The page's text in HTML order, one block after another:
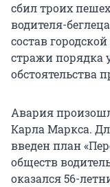
сбил троих
водителя-
состав
стражи порядка
обстоятельства
Авария
Карла Маркса.
введен план
обществ
оказался 56-